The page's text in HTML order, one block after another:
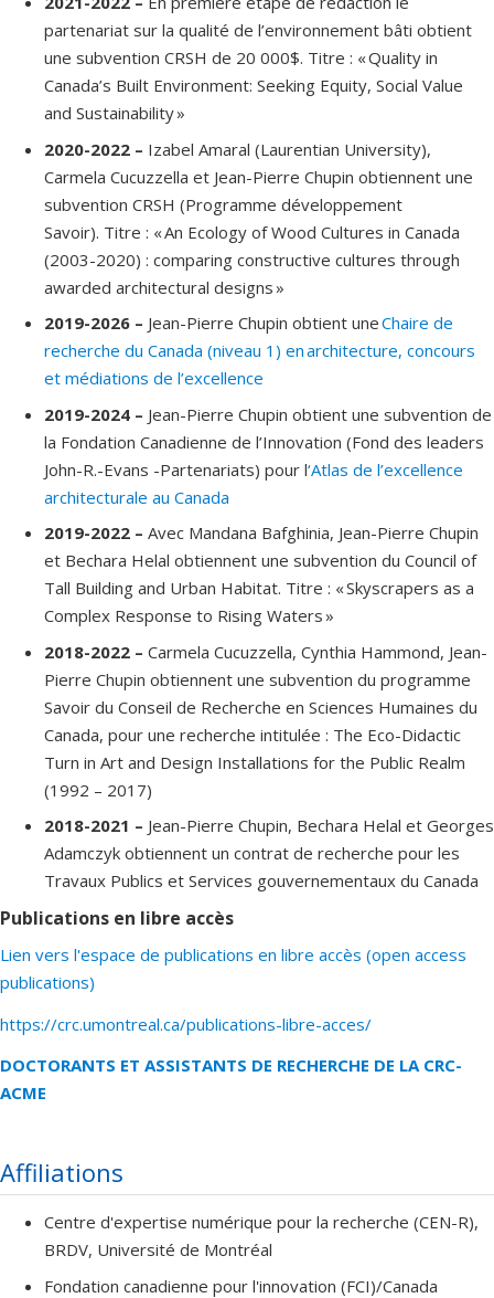
partenariat sur la qualité de l’environnement bâti obtient
une subvention CRSH de 20 000$. Titre : « Quality in
Canada’s Built Environment: Seeking Equity, Social Value
and Sustainability »
2020-2022 – Izabel Amaral (Laurentian University),
Carmela Cucuzzella et Jean-Pierre Chupin obtiennent une
subvention CRSH (Programme développement
Savoir). Titre : « An Ecology of Wood Cultures in Canada
(2003-2020) : comparing constructive cultures through
awarded architectural designs »
2019-2026 – Jean-Pierre Chupin obtient uneChaire de
recherche du Canada (niveau 1) en architecture, concours
et médiations de l’excellence
2019-2024 – Jean-Pierre Chupin obtient une subvention de
la Fondation Canadienne de l’Innovation (Fond des leaders
John-R.-Evans -Partenariats) pour l‘Atlas de l’excellence
architecturale au Canada
2019-2022 – Avec Mandana Bafghinia, Jean-Pierre Chupin
et Bechara Helal obtiennent une subvention du Council of
Tall Building and Urban Habitat. Titre : « Skyscrapers as a
Complex Response to Rising Waters »
2018-2022 – Carmela Cucuzzella, Cynthia Hammond, Jean-
Pierre Chupin obtiennent une subvention du programme
Savoir du Conseil de Recherche en Sciences Humaines du
Canada, pour une recherche intitulée : The Eco-Didactic
Turn in Art and Design Installations for the Public Realm
(1992 – 2017)
2018-2021 – Jean-Pierre Chupin, Bechara Helal et Georges
Adamczyk obtiennent un contrat de recherche pour les
Travaux Publics et Services gouvernementaux du Canada
Publications en libre accès
Lien vers l'espace de publications en libre accès (open access
publications)
https://crc.umontreal.ca/publications-libre-acces/
DOCTORANTS ET ASSISTANTS DE RECHERCHE DE LA CRC-
ACME
Affiliations
Centre d'expertise numérique pour la recherche (CEN-R),
BRDV, Université de Montréal
Fondation canadienne pour l'innovation (FCI)/Canada